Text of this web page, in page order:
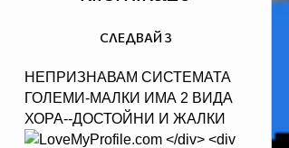
НЕПРИЗНАВАМ СИСТЕМАТА
ГОЛЕМИ-МАЛКИ ИМА 2 ВИДА
ХОРА--ДОСТОЙНИ И ЖАЛКИ
СЛЕДВАЙ 3